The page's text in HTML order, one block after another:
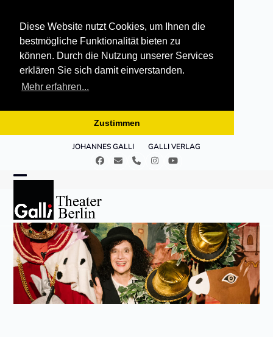
Diese Website nutzt Cookies, um Ihnen die
bestmögliche Funktionalität bieten zu
können. Durch die Nutzung unserer Services
erklären Sie sich damit einverstanden.
Mehr erfahren...
Zustimmen
JOHANNES GALLI GALLI VERLAG
Facebook
E- TelefonInstagramYouTube
mobile
menu
mobile
menu